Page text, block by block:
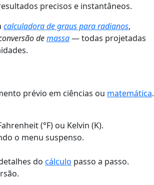
precisos e instantâneos.
calculadora de graus para radianos,
demassa— todas projetadas
prévio em ciências ou matemática.
(°F) ou Kelvin (K).
o menu suspenso.
do cálculo passo a passo.